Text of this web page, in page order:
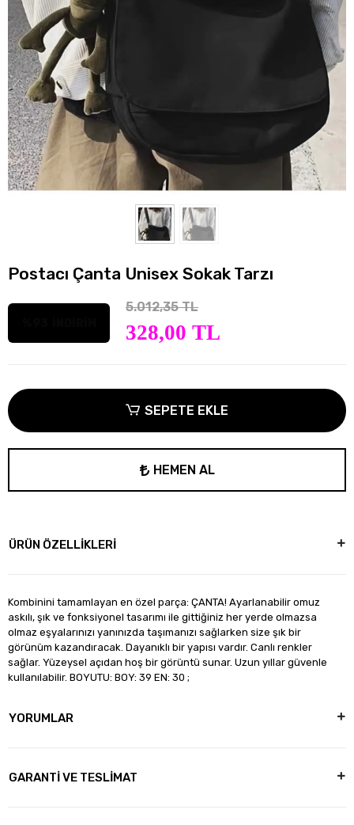
Postacı Çanta Unisex Sokak Tarzı
5.012,35 TL
328,00 TL
SEPETE EKLE
HEMEN AL
ÜRÜN ÖZELLİKLERİ
Kombinini tamamlayan en özel parça: ÇANTA! Ayarlanabilir omuz
askılı, şık ve fonksiyonel tasarımı ile gittiğiniz her yerde olmazsa
olmaz eşyalarınızı yanınızda taşımanızı sağlarken size şık bir
görünüm kazandıracak. Dayanıklı bir yapısı vardır. Canlı renkler
sağlar. Yüzeysel açıdan hoş bir görüntü sunar. Uzun yıllar güvenle
kullanılabilir. BOYUTU: BOY: 39 EN: 30 ;
YORUMLAR
GARANTİ VE TESLİMAT